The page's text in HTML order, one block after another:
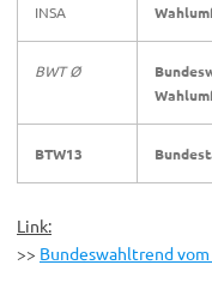
INSA
BWT Ø
BTW13
Link:
>> Bundeswahltrend